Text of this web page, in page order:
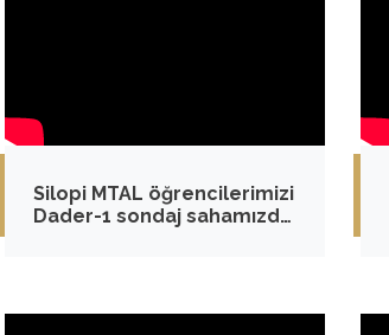
Silopi MTAL öğrencilerimizi
Dader-1 sondaj sahamızda